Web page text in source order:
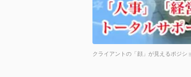
クライアントの「顔」が見えるポジシ